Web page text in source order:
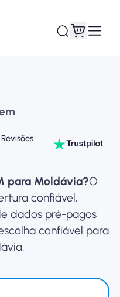
Revisões
para Moldávia?O
confiável,
dados pré-pagos
confiável para